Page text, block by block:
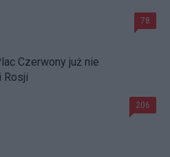
78
Czerwony już nie
Rosji
206